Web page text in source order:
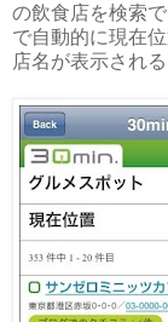
の飲食店を検索
で自動的に現在
店名が表示され